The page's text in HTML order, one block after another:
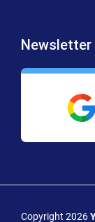
Newsletter
Copyright 2026